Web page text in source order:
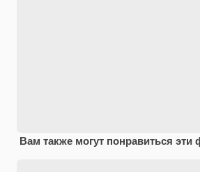
Вам также могут понравиться эти